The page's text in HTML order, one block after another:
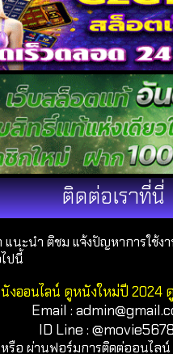
ติดต่อเราที่นี่
นะนำ ติชม แจ้งปัญหาการใช้ง
ปนี้
งออนไลน์ ดูหนังใหม่ปี 2024
Email :
ID Line :
หรือ ผ่านฟอร์มการติดต่ออนไล